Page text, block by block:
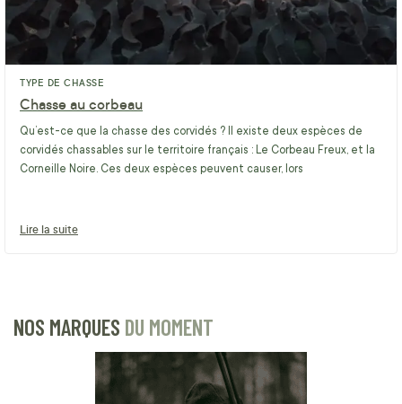
TYPE DE CHASSE
Chasse au corbeau
Qu’est-ce que la chasse des corvidés ? Il existe deux espèces de
corvidés chassables sur le territoire français : Le Corbeau Freux, et la
Corneille Noire. Ces deux espèces peuvent causer, lors
Lire la suite
NOS MARQUES DU MOMENT